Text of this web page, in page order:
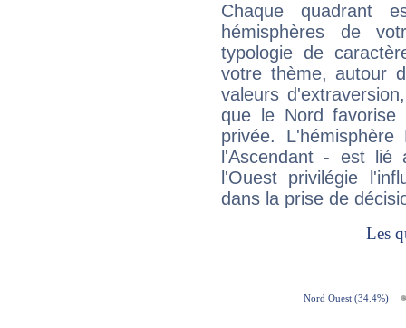
Chaque quadrant
hémisphères de
typologie de
votre thème, autour
valeurs
que le Nord favorise
privée.
l'Ascendant - est
l'Ouest privilégie
dans la prise de